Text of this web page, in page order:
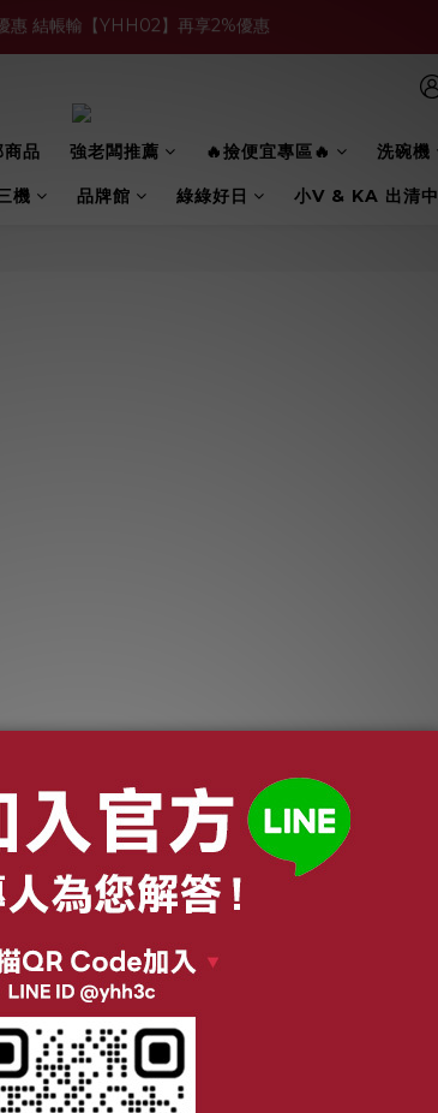
強老闆，比百貨公司更划算 >>
強老闆，比百貨公司更划算 >>
商品 強老闆推薦 🔥撿便宜專區🔥 洗碗機
機 品牌館 綠綠好日 小V & KA 出清中